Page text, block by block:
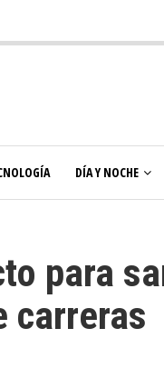
DÍA Y NOCHE
para
carreras